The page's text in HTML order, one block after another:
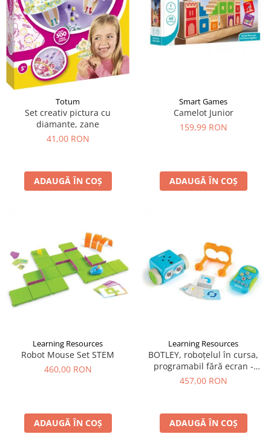
Totum
Set creativ pictura cu
diamante, zane
41,00 RON
ADAUGĂ ÎN COȘ
Smart Games
Camelot Junior
159,99 RON
ADAUGĂ ÎN COȘ
Learning Resources
Robot Mouse Set STEM
460,00 RON
ADAUGĂ ÎN COȘ
Learning Resources
BOTLEY, roboțelul în cursa,
programabil fără ecran -
Learning Resources
457,00 RON
ADAUGĂ ÎN COȘ